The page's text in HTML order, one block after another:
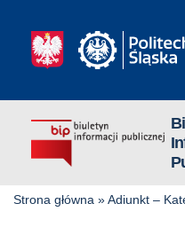
Strona główna »Adiunkt –